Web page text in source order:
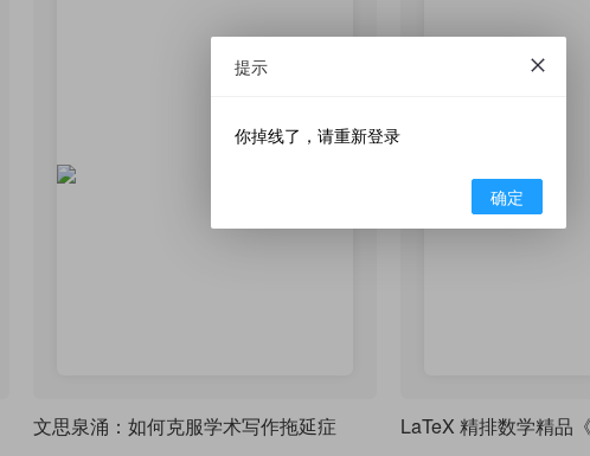
文思泉涌：如何克服学术写作拖延症
提示
你掉线了，请重新登录
确定